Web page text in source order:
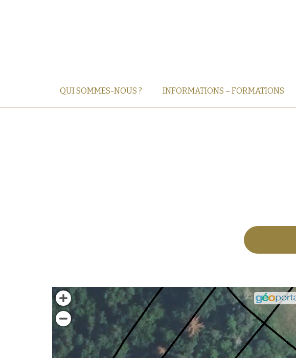
QUI SOMMES-NOUS ? INFORMATIONS – FORMATIONS